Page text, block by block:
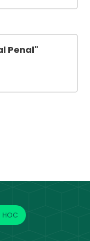
Penal"
HOC